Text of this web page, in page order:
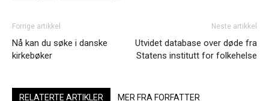
Forrige artikkel
Nå kan du søke i danske
kirkebøker
Neste artikkel
Utvidet database over døde fra
Statens institutt for folkehelse
RELATERTE ARTIKLER MER FRA FORFATTER